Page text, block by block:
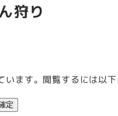
狩り
ます。閲覧するには以